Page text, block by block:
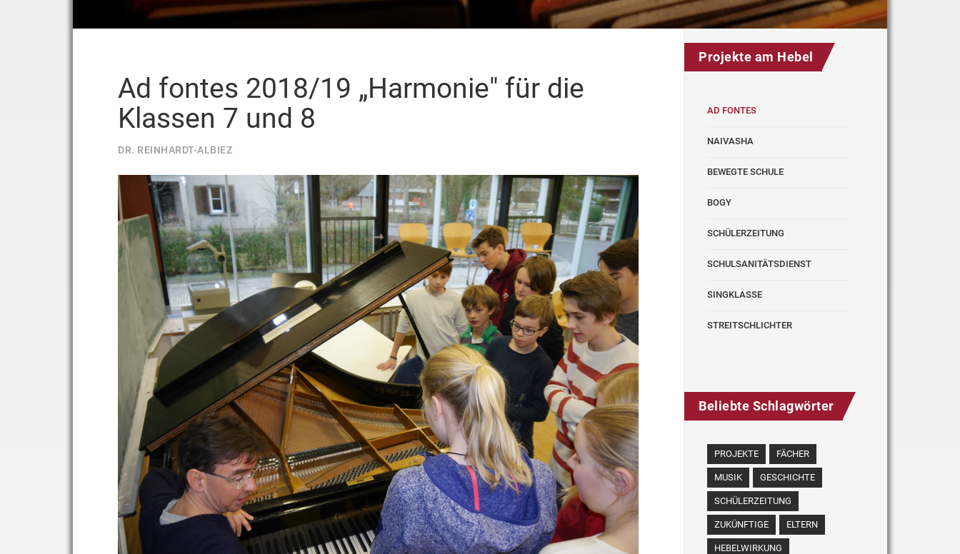
Ad fontes 2018/19 „Harmonie" für die
Klassen 7 und 8
DR. REINHARDT-ALBIEZ
Projekte am Hebel
AD FONTES
NAIVASHA
BEWEGTE SCHULE
BOGY
SCHÜLERZEITUNG
SCHULSANITÄTSDIENST
SINGKLASSE
STREITSCHLICHTER
Beliebte Schlagwörter
PROJEKTE FÄCHER
MUSIK GESCHICHTE
SCHÜLERZEITUNG
ZUKÜNFTIGE ELTERN
HEBELWIRKUNG